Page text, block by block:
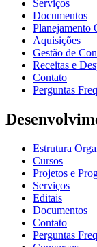
Serviços
Documentos
Planejamento
Aquisições
Gestão de
Receitas e
Contato
Perguntas
Estrutura
Cursos
Projetos e
Serviços
Editais
Documentos
Contato
Perguntas